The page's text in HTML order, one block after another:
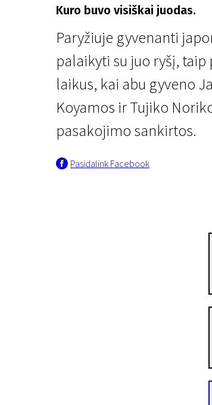
Kuro buvo visiškai juodas.
Paryžiuje gyvenanti
palaikyti su juo ryšį,
laikus, kai abu gyveno
Koyamos ir Tujiko
pasakojimo sankirtos.
Pasidalink Facebook